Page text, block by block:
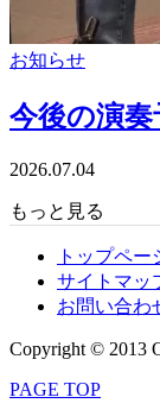
お知らせ
今後の演
2026.07.04
もっと見る
トップペー
サイトマッ
お問い合わ
Copyright © 2013
PAGE TOP